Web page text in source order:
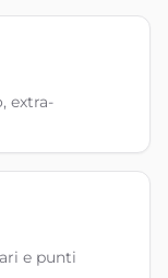
extra-
e punti